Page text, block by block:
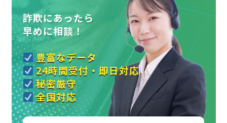
詐欺にあったら
早めに相談！
豊富なデータ
24時間受付・即日対応
秘密厳守
全国対応